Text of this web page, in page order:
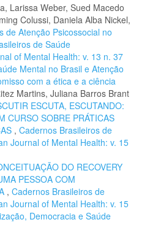
Larissa Weber, Sued Macedo
Colussi, Daniela Alba Nickel,
de Atenção Psicossocial no
de Saúde
of Mental Health: v. 13 n. 37
Mental no Brasil e Atenção
com a ética e a ciência
Martins, Juliana Barros Brant
ESCUTA, ESCUTANDO:
CURSO SOBRE PRÁTICAS
, Cadernos Brasileiros de
Journal of Mental Health: v. 15
DO RECOVERY
PESSOA COM
, Cadernos Brasileiros de
Journal of Mental Health: v. 15
Democracia e Saúde